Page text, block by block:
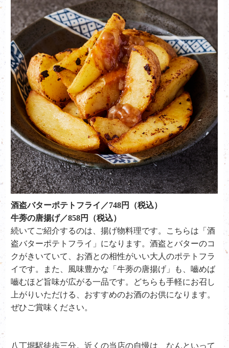
酒盗バターポテトフライ／748円（税込）
牛蒡の唐揚げ／858円（税込）
続いてご紹介するのは、揚げ物料理です。こちらは「酒
盗バターポテトフライ」 になります。酒盗とバターのコ
クがきいていて、お酒との相性がいい大人のポテトフラ
イです。また、風味豊かな「牛蒡の唐揚げ」も、嚙めば
嚙むほど旨味が広がる一品です。どちらも手軽にお召し
上がりいただける、おすすめのお酒のお供になります。
ぜひご賞味ください。
八丁堀駅徒歩三分。近くの当店の自慢は、なんといって